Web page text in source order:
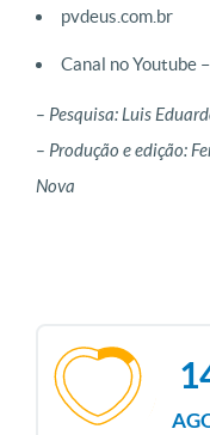
pvdeus.com.br
Canal no Youtube
– Pesquisa: Luis
– Produção e edição:
Nova